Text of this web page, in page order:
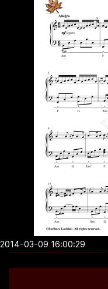
2014-03-09 16:00:29